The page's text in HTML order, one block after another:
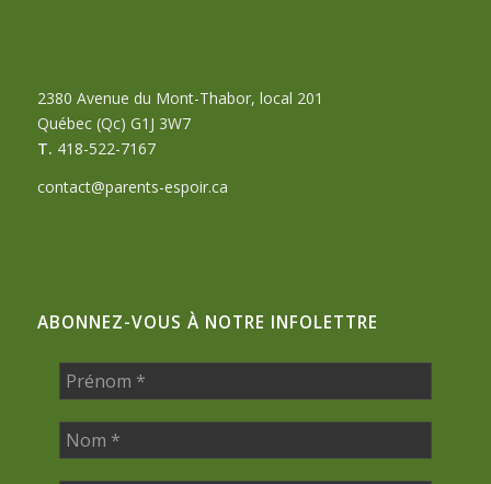
2380 Avenue du Mont-Thabor, local 201
Québec (Qc) G1J 3W7
T. 418-522-7167
contact@parents-espoir.ca
ABONNEZ-VOUS À NOTRE INFOLETTRE